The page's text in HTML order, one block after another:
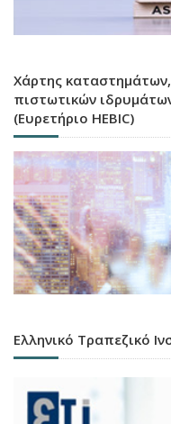
Χάρτης
πιστωτικών
(Ευρετήριο HEBIC)
Ελληνικό Τραπεζικό